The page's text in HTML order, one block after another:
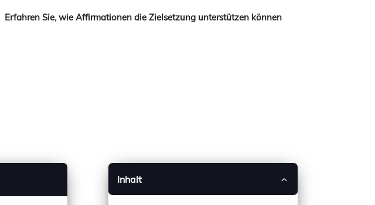
Erfahren Sie, wie Affirmationen die Zielsetzung unterstützen können
Inhalt